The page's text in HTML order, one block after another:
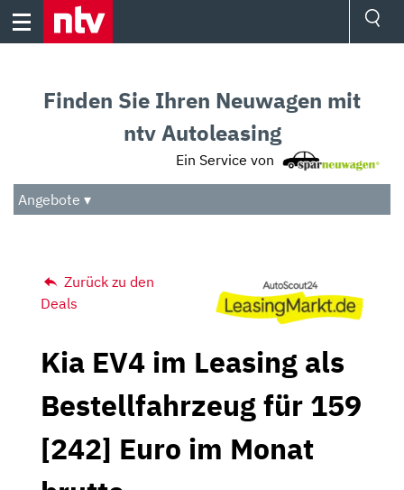
Skip
Audio
Das Beste
Finden Sie Ihren Neuwagen mit
ntv Autoleasing
Ein Service von
Angebote ▾
Zurück zu den
Deals
Kia EV4 im Leasing als
Bestellfahrzeug für 159
[242] Euro im Monat